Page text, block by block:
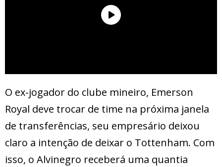
O ex-jogador do clube mineiro, Emerson
Royal deve trocar de time na próxima janela
de transferências, seu empresário deixou
claro a intenção de deixar o Tottenham. Com
isso, o Alvinegro receberá uma quantia